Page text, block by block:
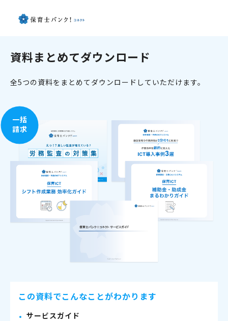
資料まとめてダウンロード
全5つの資料をまとめてダウンロードしていただけます。
一括
請求
この資料でこんなことがわかります
サービスガイド